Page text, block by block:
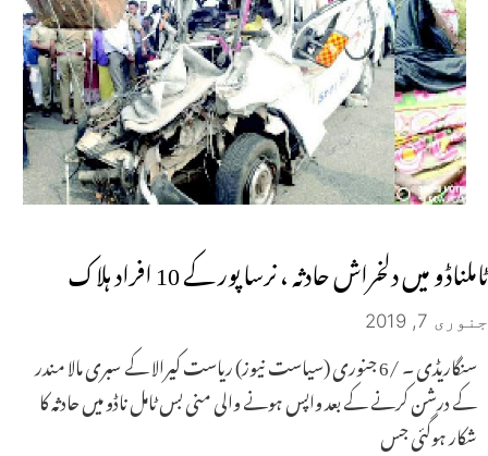
ٹاملناڈو میں دلخراش حادثہ ، نرساپور کے 10 افراد ہلاک
جنوری 7, 2019
سنگاریڈی ۔ /6 جنوری (سیاست نیوز) ریاست کیرالا کے سبری مالا مندر
کے درشن کرنے کے بعد واپس ہونے والی منی بس ٹامل ناڈو میں حادثہ کا
شکار ہوگئی جس